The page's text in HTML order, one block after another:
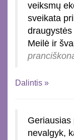
veiksmų
sveikata
Meilė ir
Dalintis »
Geriausias
nevalgyk,